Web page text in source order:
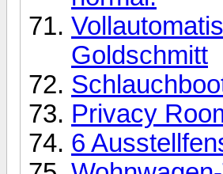
Goldschmitt
Privacy
6